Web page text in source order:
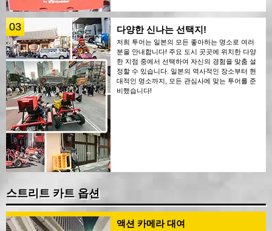
03 다양한 신나는 선택지!
저희 투어는 일본의 모든 좋아하는 명소로 여러
분을 안내합니다! 주요 도시 곳곳에 위치한 다양
한 지점 중에서 선택하여 자신의 경험을 맞춤 설
정할 수 있습니다. 일본의 역사적인 장소부터 현
대적인 명소까지, 모든 관심사에 맞는 투어를 준
비했습니다!
스트리트 카트 옵션
액션 카메라 대여